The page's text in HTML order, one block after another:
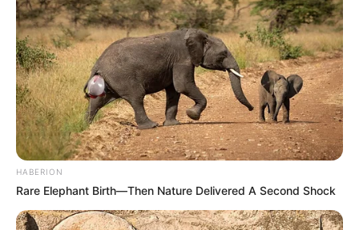
HABERION
Rare Elephant Birth—Then Nature Delivered A Second Shock